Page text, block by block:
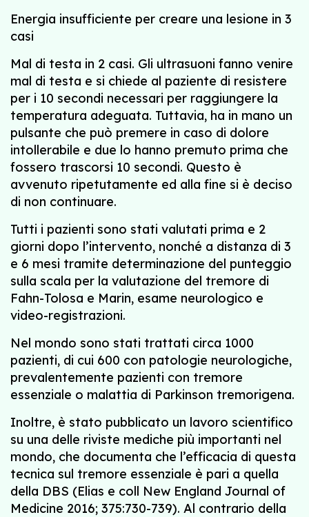
Energia insufficiente per creare una lesione in 3
casi
Mal di testa in 2 casi. Gli ultrasuoni fanno venire
mal di testa e si chiede al paziente di resistere
per i 10 secondi necessari per raggiungere la
temperatura adeguata. Tuttavia, ha in mano un
pulsante che può premere in caso di dolore
intollerabile e due lo hanno premuto prima che
fossero trascorsi 10 secondi. Questo è
avvenuto ripetutamente ed alla fine si è deciso
di non continuare.
Tutti i pazienti sono stati valutati prima e 2
giorni dopo l’intervento, nonché a distanza di 3
e 6 mesi tramite determinazione del punteggio
sulla scala per la valutazione del tremore di
Fahn-Tolosa e Marin, esame neurologico e
video-registrazioni.
Nel mondo sono stati trattati circa 1000
pazienti, di cui 600 con patologie neurologiche,
prevalentemente pazienti con tremore
essenziale o malattia di Parkinson tremorigena.
Inoltre, è stato pubblicato un lavoro scientifico
su una delle riviste mediche più importanti nel
mondo, che documenta che l’efficacia di questa
tecnica sul tremore essenziale è pari a quella
della DBS (Elias e coll New England Journal of
Medicine 2016; 375:730-739). Al contrario della